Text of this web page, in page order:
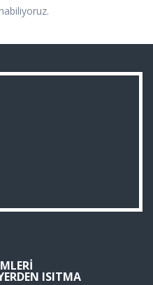
ISITMA